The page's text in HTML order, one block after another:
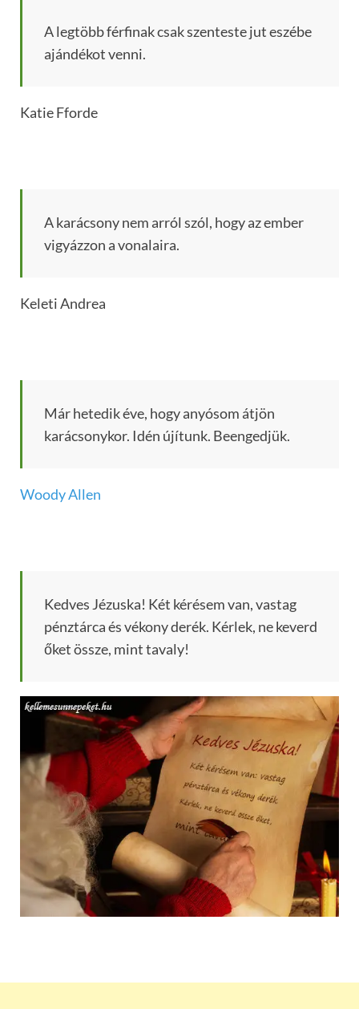
A legtöbb férfinak csak szenteste jut eszébe
ajándékot venni.
Katie Fforde
A karácsony nem arról szól, hogy az ember
vigyázzon a vonalaira.
Keleti Andrea
Már hetedik éve, hogy anyósom átjön
karácsonykor. Idén újítunk. Beengedjük.
Woody Allen
Kedves Jézuska! Két kérésem van, vastag
pénztárca és vékony derék. Kérlek, ne keverd
őket össze, mint tavaly!